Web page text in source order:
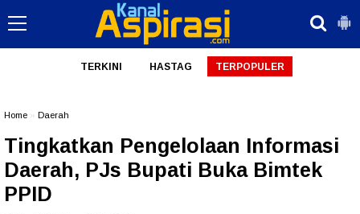
TERKINI HASTAG TERPOPULER
Home Daerah
Tingkatkan Pengelolaan Informasi
Daerah, PJs Bupati Buka Bimtek
PPID